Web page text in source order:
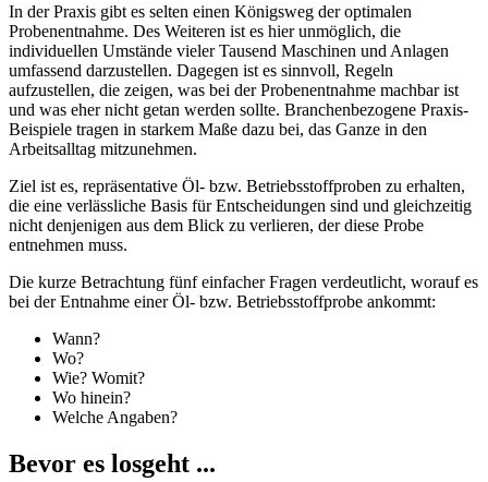
In der Praxis gibt es selten einen Königsweg der optimalen
Probenentnahme. Des Weiteren ist es hier unmöglich, die
individuellen Umstände vieler Tausend Maschinen und Anlagen
umfassend darzustellen. Dagegen ist es sinnvoll, Regeln
aufzustellen, die zeigen, was bei der Probenentnahme machbar ist
und was eher nicht getan werden sollte. Branchenbezogene Praxis-
Beispiele tragen in starkem Maße dazu bei, das Ganze in den
Arbeitsalltag mitzunehmen.
Ziel ist es, repräsentative Öl- bzw. Betriebsstoffproben zu erhalten,
die eine verlässliche Basis für Entscheidungen sind und gleichzeitig
nicht denjenigen aus dem Blick zu verlieren, der diese Probe
entnehmen muss.
Die kurze Betrachtung fünf einfacher Fragen verdeutlicht, worauf es
bei der Entnahme einer Öl- bzw. Betriebsstoffprobe ankommt:
Wann?
Wo?
Wie? Womit?
Wo hinein?
Welche Angaben?
Bevor es losgeht ...